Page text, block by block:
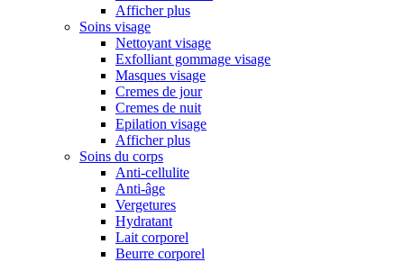
Afficher plus
Soins visage
Nettoyant visage
Exfolliant gommage visage
Masques visage
Cremes de jour
Cremes de nuit
Epilation visage
Afficher plus
Soins du corps
Anti-cellulite
Anti-âge
Vergetures
Hydratant
Lait corporel
Beurre corporel